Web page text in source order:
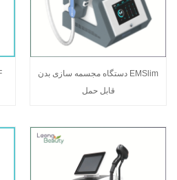
دستگاه مجسمه سازی بدن EMSlim
قابل حمل